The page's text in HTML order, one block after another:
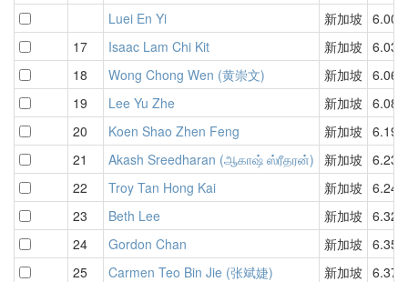
Luei En Yi
新加坡 6.00
17
Isaac Lam Chi Kit 新加坡 6.03
18
Wong Chong Wen (黄崇文) 新加坡 6.06
19
Lee Yu Zhe 新加坡 6.08
20
Koen Shao Zhen Feng 新加坡 6.19
21
Akash Sreedharan (ஆகாஷ் ஸ்ரீதரன்) 新加坡 6.23
22
Troy Tan Hong Kai 新加坡 6.24
23
Beth Lee 新加坡 6.32
24
Gordon Chan 新加坡 6.35
25
Carmen Teo Bin Jie (张斌婕) 新加坡 6.37